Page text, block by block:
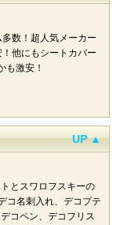
数！超人気メーカー
他にもシートカバー
も激安！
UP ▲
とスワロフスキーの
コ名刺入れ、デコプテ
コペン、デコフリス